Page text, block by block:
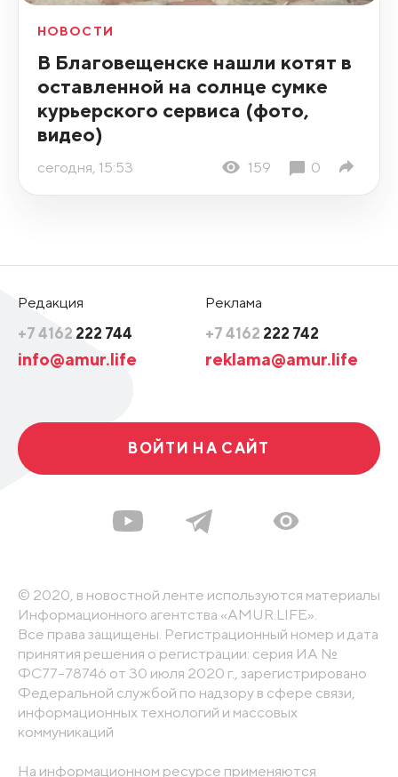
НОВОСТИ
В Благовещенске нашли котят в
оставленной на солнце сумке
курьерского сервиса (фото,
видео)
сегодня, 15:53 159 0
Редакция
+7 4162 222 744
info@amur.life
Реклама
+7 4162 222 742
reklama@amur.life
ВОЙТИ НА САЙТ
© 2020, в новостной ленте используются материалы
Информационного агентства «AMUR.LIFE».
Все права защищены. Регистрационный номер и дата
принятия решения о регистрации: серия ИА №
ФС77-78746 от 30 июля 2020 г., зарегистрировано
Федеральной службой по надзору в сфере связи,
информационных технологий и массовых
коммуникаций
На информационном ресурсе применяются